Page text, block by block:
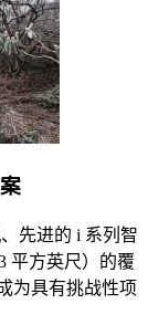
先进的 i 系列智
平方英尺）的覆
为具有挑战性项